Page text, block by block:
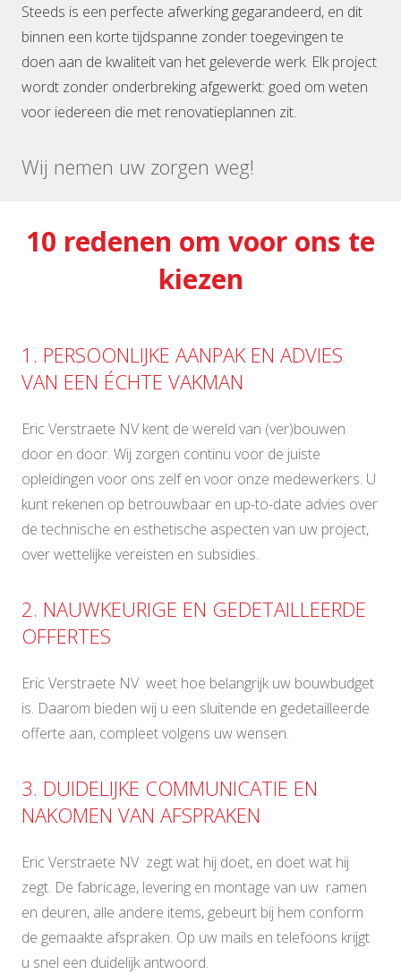
Steeds is een perfecte afwerking gegarandeerd, en dit
binnen een korte tijdspanne zonder toegevingen te
doen aan de kwaliteit van het geleverde werk. Elk project
wordt zonder onderbreking afgewerkt: goed om weten
voor iedereen die met renovatieplannen zit.
Wij nemen uw zorgen weg!
10 redenen om voor ons te
kiezen
1. PERSOONLIJKE AANPAK EN ADVIES
VAN EEN ÉCHTE VAKMAN
Eric Verstraete NV kent de wereld van (ver)bouwen
door en door. Wij zorgen continu voor de juiste
opleidingen voor ons zelf en voor onze medewerkers. U
kunt rekenen op betrouwbaar en up-to-date advies over
de technische en esthetische aspecten van uw project,
over wettelijke vereisten en subsidies.
2. NAUWKEURIGE EN GEDETAILLEERDE
OFFERTES
Eric Verstraete NV weet hoe belangrijk uw bouwbudget
is. Daarom bieden wij u een sluitende en gedetailleerde
offerte aan, compleet volgens uw wensen.
3. DUIDELIJKE COMMUNICATIE EN
NAKOMEN VAN AFSPRAKEN
Eric Verstraete NV zegt wat hij doet, en doet wat hij
zegt. De fabricage, levering en montage van uw ramen
en deuren, alle andere items, gebeurt bij hem conform
de gemaakte afspraken. Op uw mails en telefoons krijgt
u snel een duidelijk antwoord.